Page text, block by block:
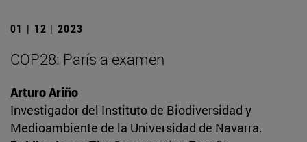
01 | 12 | 2023
COP28: París a examen
Arturo Ariño
Investigador del Instituto de Biodiversidad y
Medioambiente de la Universidad de Navarra.